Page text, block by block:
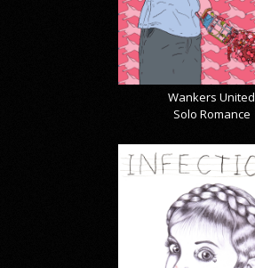
Wankers United
Solo Romance